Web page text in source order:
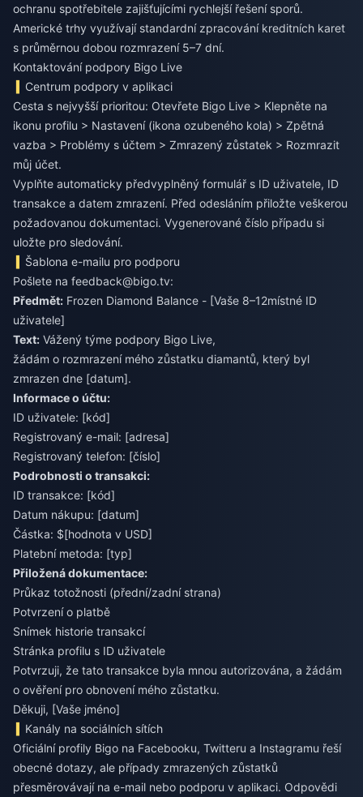
ochranu spotřebitele zajišťujícími rychlejší řešení sporů.
Americké trhy využívají standardní zpracování kreditních karet
s průměrnou dobou rozmrazení 5–7 dní.
Kontaktování podpory Bigo Live
Centrum podpory v aplikaci
Cesta s nejvyšší prioritou: Otevřete Bigo Live > Klepněte na
ikonu profilu > Nastavení (ikona ozubeného kola) > Zpětná
vazba > Problémy s účtem > Zmrazený zůstatek > Rozmrazit
můj účet.
Vyplňte automaticky předvyplněný formulář s ID uživatele, ID
transakce a datem zmrazení. Před odesláním přiložte veškerou
požadovanou dokumentaci. Vygenerované číslo případu si
uložte pro sledování.
Šablona e-mailu pro podporu
Pošlete na feedback@bigo.tv:
Předmět: Frozen Diamond Balance - [Vaše 8–12místné ID
uživatele]
Text: Vážený týme podpory Bigo Live,
žádám o rozmrazení mého zůstatku diamantů, který byl
zmrazen dne [datum].
Informace o účtu:
ID uživatele: [kód]
Registrovaný e-mail: [adresa]
Registrovaný telefon: [číslo]
Podrobnosti o transakci:
ID transakce: [kód]
Datum nákupu: [datum]
Částka: $[hodnota v USD]
Platební metoda: [typ]
Přiložená dokumentace:
Průkaz totožnosti (přední/zadní strana)
Potvrzení o platbě
Snímek historie transakcí
Stránka profilu s ID uživatele
Potvrzuji, že tato transakce byla mnou autorizována, a žádám
o ověření pro obnovení mého zůstatku.
Děkuji, [Vaše jméno]
Kanály na sociálních sítích
Oficiální profily Bigo na Facebooku, Twitteru a Instagramu řeší
obecné dotazy, ale případy zmrazených zůstatků
přesměrovávají na e-mail nebo podporu v aplikaci. Odpovědi